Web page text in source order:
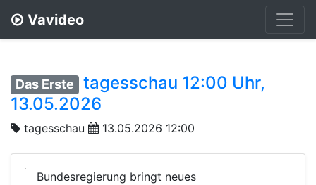
Vavideo
Das Erste
tagesschau 12:00 Uhr,
13.05.2026
tagesschau 13.05.2026 12:00
Bundesregierung bringt neues